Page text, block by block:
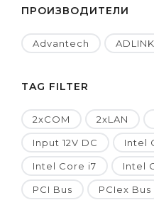
ПРОИЗВОДИТЕЛИ
Advantech ADLINK
TAG FILTER
2xCOM 2xLAN
Input 12V DC Intel
Intel Core i7 Intel
PCI Bus PCIex Bus